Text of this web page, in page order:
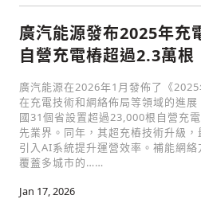
廣汽能源發布2025年充
自營充電樁超過2.3萬根
廣汽能源在2026年1月發佈了《
在充電技術和網絡佈局等領域的進
國31個省設置超過23,000根自營充
先業界。同年，其超充樁技術升級
引入AI系統提升運營效率。補能網
覆蓋多城市的……
Jan 17, 2026